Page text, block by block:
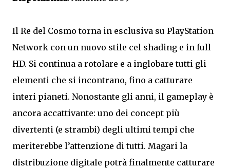
Il Re del Cosmo torna in esclusiva su PlayStation
Network con un nuovo stile cel shading e in full
HD. Si continua a rotolare e a inglobare tutti gli
elementi che si incontrano, fino a catturare
interi pianeti. Nonostante gli anni, il gameplay è
ancora accattivante: uno dei concept più
divertenti (e strambi) degli ultimi tempi che
meriterebbe l’attenzione di tutti. Magari la
distribuzione digitale potrà finalmente catturare